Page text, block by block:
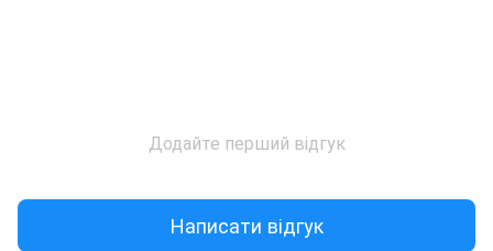
Додайте перший відгук
Написати відгук